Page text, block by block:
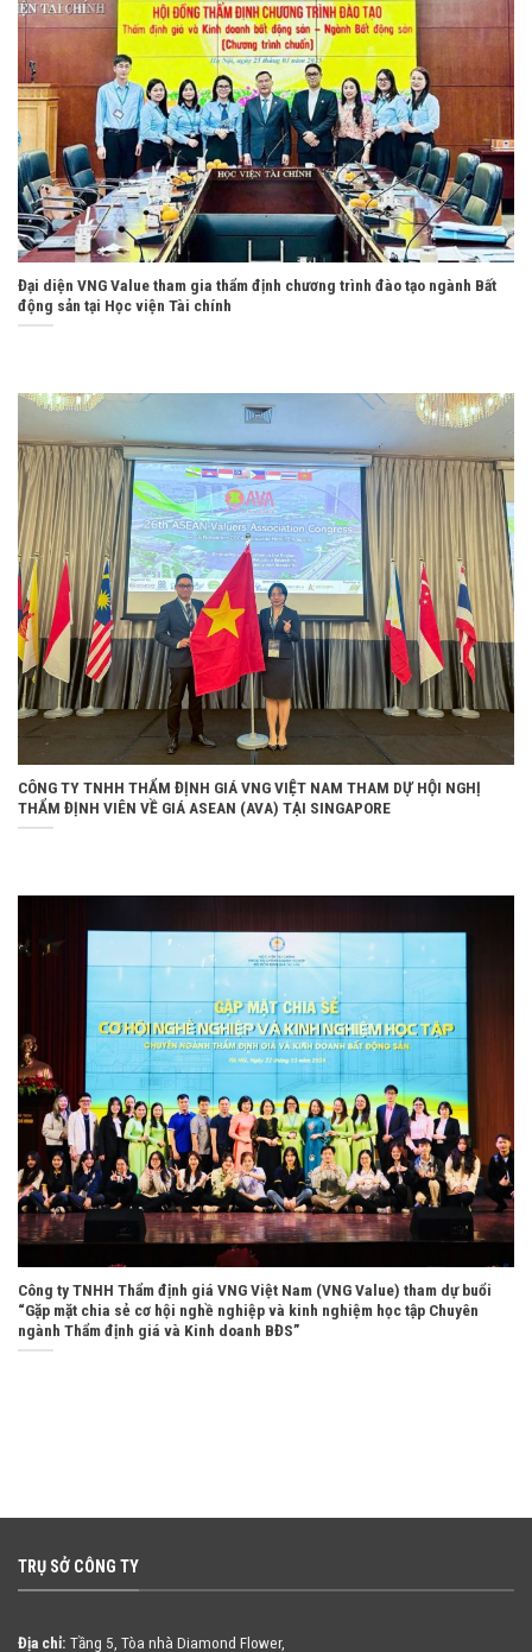
Đại diện VNG Value tham gia thẩm định chương trình đào tạo ngành Bất
động sản tại Học viện Tài chính
CÔNG TY TNHH THẨM ĐỊNH GIÁ VNG VIỆT NAM THAM DỰ HỘI NGHỊ
THẨM ĐỊNH VIÊN VỀ GIÁ ASEAN (AVA) TẠI SINGAPORE
Công ty TNHH Thẩm định giá VNG Việt Nam (VNG Value) tham dự buổi
“Gặp mặt chia sẻ cơ hội nghề nghiệp và kinh nghiệm học tập Chuyên
ngành Thẩm định giá và Kinh doanh BĐS”
TRỤ SỞ CÔNG TY
Địa chỉ: Tầng 5, Tòa nhà Diamond Flower,